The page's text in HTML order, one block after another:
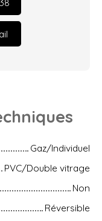
Gaz/Individuel
PVC/Double vitrage
Non
Réversible